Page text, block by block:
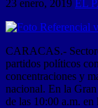
23 enero, 2019 EL
CARACAS.-
partidos políticos
concentraciones y
nacional. En la
de las 10:00 a.m.